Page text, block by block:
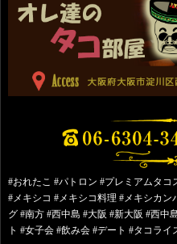
#おれたこ #パトロン #プレミアムタコ
#メキシコ #メキシコ料理 #メキシカン
グ #南方 #西中島 #大阪 #新大阪 #西中
ト #女子会 #飲み会 #デート #タコラ